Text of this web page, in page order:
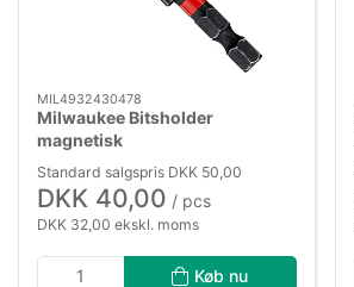
MIL4932430478
Milwaukee Bitsholder
magnetisk
Standard salgspris DKK 50,00
DKK 40,00 / pcs
DKK 32,00 ekskl. moms
Køb nu